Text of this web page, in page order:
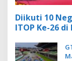
Diikuti 10
ITOP Ke-26